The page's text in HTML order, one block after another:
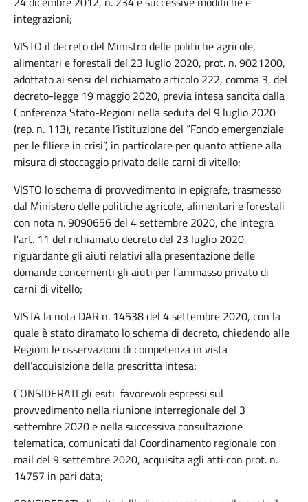
integrazioni;
VISTO il decreto del Ministro delle politiche agricole,
alimentari e forestali del 23 luglio 2020, prot. n. 9021200,
adottato ai sensi del richiamato articolo 222, comma 3, del
decreto-legge 19 maggio 2020, previa intesa sancita dalla
Conferenza Stato-Regioni nella seduta del 9 luglio 2020
(rep. n. 113), recante l’istituzione del “Fondo emergenziale
per le filiere in crisi”, in particolare per quanto attiene alla
misura di stoccaggio privato delle carni di vitello;
VISTO lo schema di provvedimento in epigrafe, trasmesso
dal Ministero delle politiche agricole, alimentari e forestali
con nota n. 9090656 del 4 settembre 2020, che integra
l’art. 11 del richiamato decreto del 23 luglio 2020,
riguardante gli aiuti relativi alla presentazione delle
domande concernenti gli aiuti per l’ammasso privato di
carni di vitello;
VISTA la nota DAR n. 14538 del 4 settembre 2020, con la
quale è stato diramato lo schema di decreto, chiedendo alle
Regioni le osservazioni di competenza in vista
dell’acquisizione della prescritta intesa;
CONSIDERATI gli esiti favorevoli espressi sul
provvedimento nella riunione interregionale del 3
settembre 2020 e nella successiva consultazione
telematica, comunicati dal Coordinamento regionale con
mail del 9 settembre 2020, acquisita agli atti con prot. n.
14757 in pari data;